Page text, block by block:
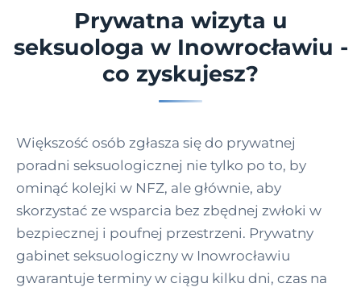
Prywatna wizyta u
seksuologa w Inowrocławiu -
co zyskujesz?
Większość osób zgłasza się do prywatnej
poradni seksuologicznej nie tylko po to, by
ominąć kolejki w NFZ, ale głównie, aby
skorzystać ze wsparcia bez zbędnej zwłoki w
bezpiecznej i poufnej przestrzeni. Prywatny
gabinet seksuologiczny w Inowrocławiu
gwarantuje terminy w ciągu kilku dni, czas na